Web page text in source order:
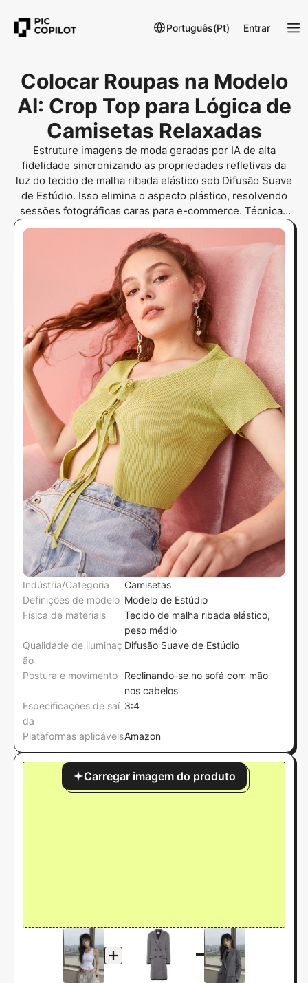
Português(Pt) Entrar
Colocar Roupas na Modelo
AI: Crop Top para Lógica de
Camisetas Relaxadas
Estruture imagens de moda geradas por IA de alta
fidelidade sincronizando as propriedades refletivas da
luz do tecido de malha ribada elástico sob Difusão Suave
de Estúdio. Isso elimina o aspecto plástico, resolvendo
sessões fotográficas caras para e-commerce. Técnicas
de fotografia de roupas para e-commerce e gerador de
lookbook digital garantem autêntica sensação de
profundidade.
Indústria/Categoria
Camisetas
Definições de modelo Modelo de Estúdio
Física de materiais
Tecido de malha ribada elástico,
peso médio
Qualidade de iluminaç
ão
Difusão Suave de Estúdio
Postura e movimento
Reclinando-se no sofá com mão
nos cabelos
Especificações de saí
da
3:4
Plataformas aplicáveisAmazon
Carregar imagem do produto